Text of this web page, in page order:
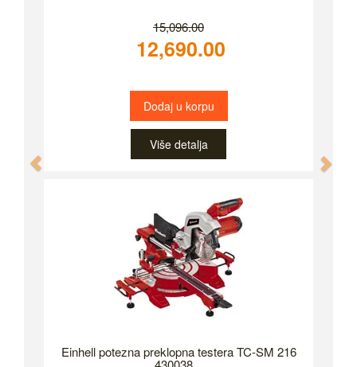
15,096.00
12,690.00
Dodaj u korpu
Više detalja
Einhell potezna preklopna testera TC-SM 216